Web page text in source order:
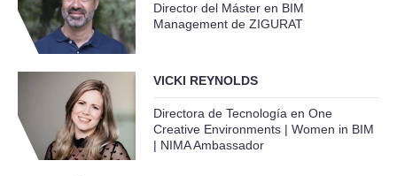
Director del Máster en BIM
Management de ZIGURAT
VICKI REYNOLDS
Directora de Tecnología en One
Creative Environments | Women in BIM
| NIMA Ambassador